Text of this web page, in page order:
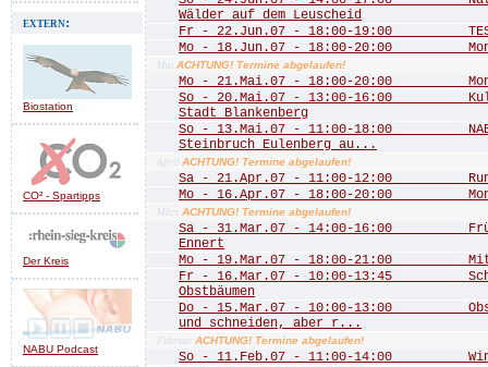
extern:
Biostation
CO² - Spartipps
Der Kreis
NABU Podcast
Wälder auf dem Leuscheid
Fr - 22.Jun.07 - 18:00-19:00 TEST
Mo - 18.Jun.07 - 18:00-20:00
Mai ACHTUNG! Termine abgelaufen!
Mo - 21.Mai.07 - 18:00-20:00
So - 20.Mai.07 - 13:00-16:00
Stadt Blankenberg
So - 13.Mai.07 - 11:00-18:00
Steinbruch Eulenberg au...
April ACHTUNG! Termine abgelaufen!
Sa - 21.Apr.07 - 11:00-12:00 Rund
Mo - 16.Apr.07 - 18:00-20:00
März ACHTUNG! Termine abgelaufen!
Sa - 31.Mar.07 - 14:00-16:00
Ennert
Mo - 19.Mar.07 - 18:00-21:00
Fr - 16.Mar.07 - 10:00-13:45
Obstbäumen
Do - 15.Mar.07 - 10:00-13:00
und schneiden, aber r...
Februar ACHTUNG! Termine abgelaufen!
So - 11.Feb.07 - 11:00-14:00